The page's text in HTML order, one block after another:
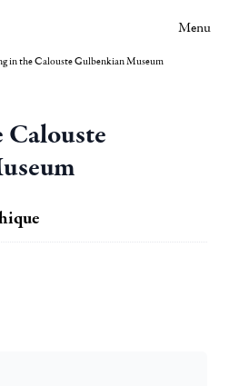
Menu
in the Calouste Gulbenkian Museum